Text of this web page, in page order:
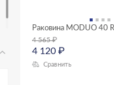
Раковина MODUO 40
4 565₽
4 120 ₽
Сравнить